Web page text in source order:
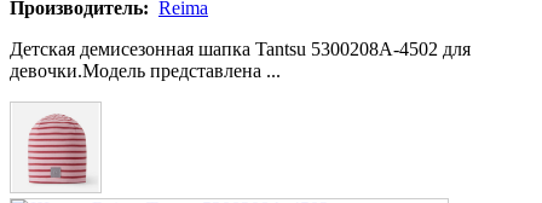
Производитель: Reima
Детская демисезонная шапка Tantsu 5300208A-4502 для
девочки.Модель представлена ...